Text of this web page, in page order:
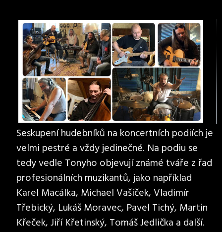
Seskupení hudebníků na koncertních podiích je
velmi pestré a vždy jedinečné. Na podiu se
tedy vedle Tonyho objevují známé tváře z řad
profesionálních muzikantů, jako například
Karel Macálka, Michael Vašíček, Vladimír
Třebický, Lukáš Moravec, Pavel Tichý, Martin
Křeček, Jiří Křetinský, Tomáš Jedlička a další.